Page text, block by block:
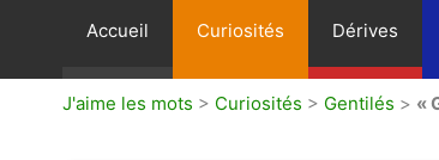
Accueil Curiosités Dérives
J'aime les mots > Curiosités > Gentilés > «